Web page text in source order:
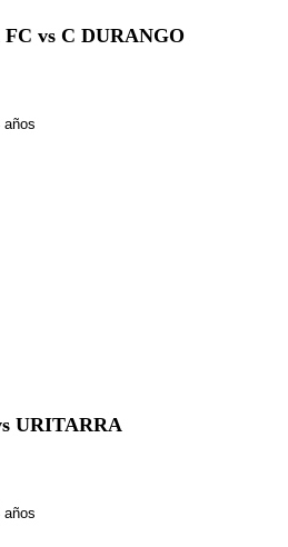
vs C DURANGO
años
URITARRA
años